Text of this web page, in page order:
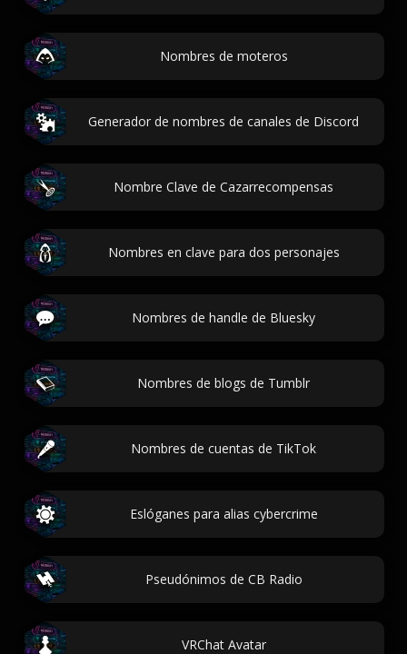
Nombres de moteros
Generador de nombres de canales de Discord
Nombre Clave de Cazarrecompensas
Nombres en clave para dos personajes
Nombres de handle de Bluesky
Nombres de blogs de Tumblr
Nombres de cuentas de TikTok
Eslóganes para alias cybercrime
Pseudónimos de CB Radio
VRChat Avatar